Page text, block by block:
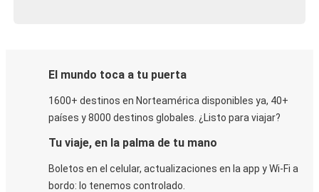
El mundo toca a tu puerta
1600+ destinos en Norteamérica disponibles ya, 40+
países y 8000 destinos globales. ¿Listo para viajar?
Tu viaje, en la palma de tu mano
Boletos en el celular, actualizaciones en la app y Wi-Fi a
bordo: lo tenemos controlado.